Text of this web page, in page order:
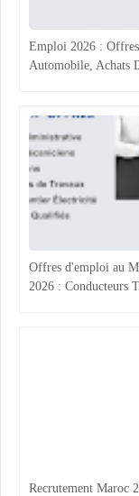
Emploi 2026 :
Automobile, Achats
Offres d'emploi au
2026 : Conducteurs
Recrutement Maroc